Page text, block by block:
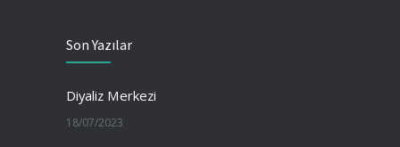
Son Yazılar
Diyaliz Merkezi
18/07/2023